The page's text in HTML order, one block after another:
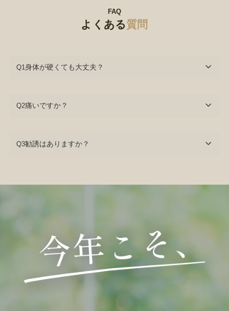
FAQ
よくある質問
Q1身体が硬くても大丈夫？
Q2痛いですか？
Q3勧誘はありますか？